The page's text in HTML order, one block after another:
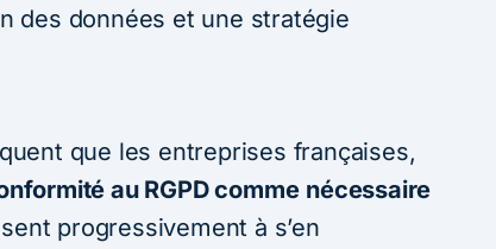
des données et une stratégie
que les entreprises françaises,
au RGPD comme nécessaire
progressivement à s’en